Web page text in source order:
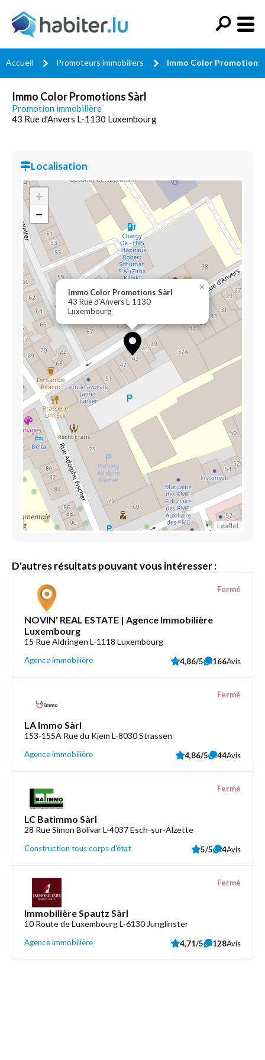
Accueil Promoteurs immobiliers Immo Color Promotions
Immo Color Promotions Sàrl
Promotion immobilière
43 Rue d'Anvers L-1130 Luxembourg
Localisation
Immo Color Promotions Sàrl
43 Rue d'Anvers L-1130
Luxembourg
×
+
−
Leaflet
D'autres résultats pouvant vous intéresser :
NOVIN' REAL ESTATE | Agence Immobilière
Luxembourg
15 Rue Aldringen L-1118 Luxembourg
Agence immobilière
Fermé
4,86/5 166Avis
LA Immo Sàrl
153-155A Rue du Kiem L-8030 Strassen
Agence immobilière
Fermé
4,86/5 44Avis
LC Batimmo Sàrl
28 Rue Simon Bolivar L-4037 Esch-sur-Alzette
Construction tous corps d'état
Fermé
5/5 4Avis
Immobilière Spautz Sàrl
10 Route de Luxembourg L-6130 Junglinster
Agence immobilière
Fermé
4,71/5 128Avis